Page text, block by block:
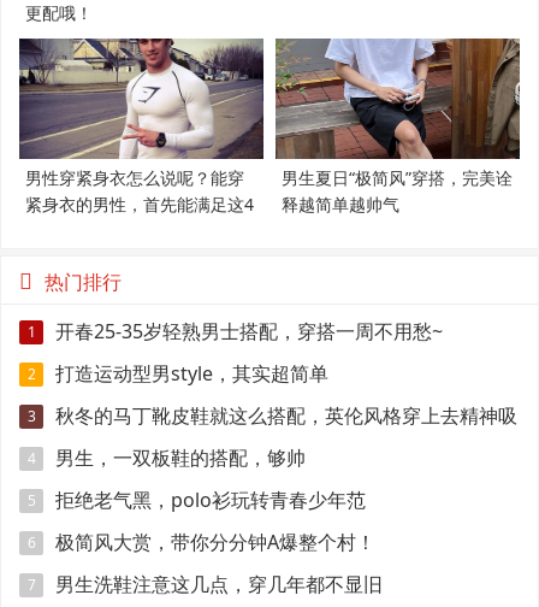
更配哦！
男性穿紧身衣怎么说呢？能穿
紧身衣的男性，首先能满足这4
男生夏日“极简风”穿搭，完美诠
释越简单越帅气
热门排行
1 开春25-35岁轻熟男士搭配，穿搭一周不用愁~
2 打造运动型男style，其实超简单
3
秋冬的马丁靴皮鞋就这么搭配，英伦风格穿上去精神吸
引眼球
4 男生，一双板鞋的搭配，够帅
5 拒绝老气黑，polo衫玩转青春少年范
6 极简风大赏，带你分分钟A爆整个村！
7 男生洗鞋注意这几点，穿几年都不显旧